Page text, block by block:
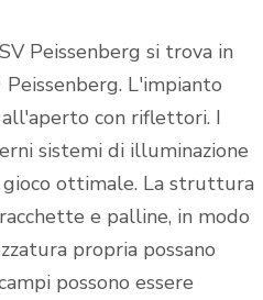
Peissenberg si trova in
L'impianto
con riflettori. I
sistemi di illuminazione
ottimale. La struttura
e palline, in modo
propria possano
possono essere